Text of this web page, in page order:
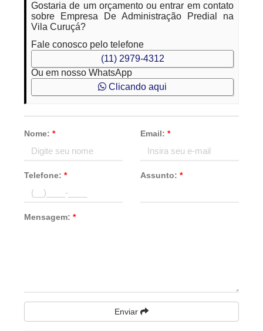
Gostaria de um orçamento ou entrar em contato
sobre Empresa De Administração Predial na
Vila Curuçá?
Fale conosco pelo telefone
(11) 2979-4312
Ou em nosso WhatsApp
Clicando aqui
Nome:* Email: *
Telefone:* Assunto: *
Mensagem:*
Enviar